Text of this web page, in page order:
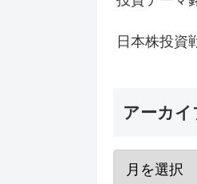
日本株投資
アーカイ